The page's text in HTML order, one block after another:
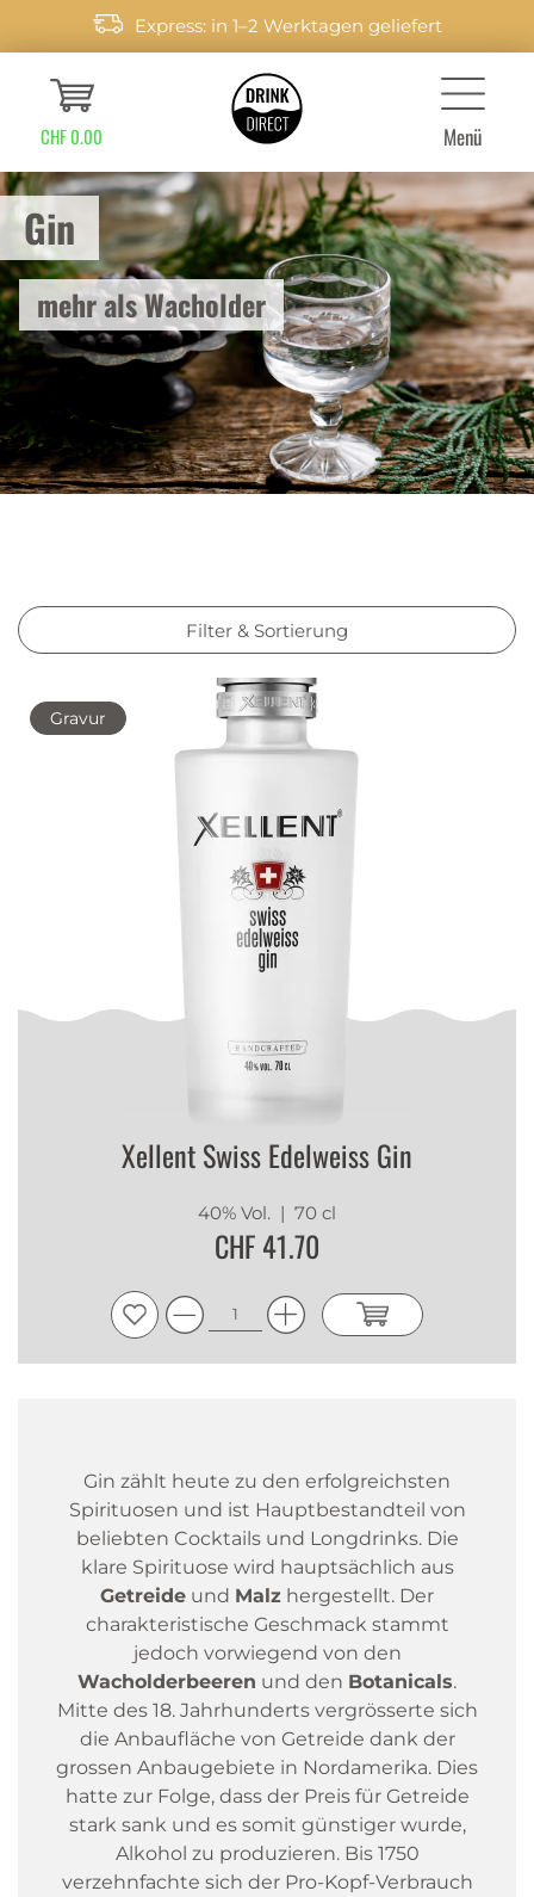
Express: in 1–2 Werktagen geliefert
CHF 0.00 Menü
Gin
mehr als Wacholder
Filter & Sortierung
Gravur
Xellent Swiss Edelweiss Gin
40% Vol. | 70 cl
CHF 41.70
Gin zählt heute zu den erfolgreichsten
Spirituosen und ist Hauptbestandteil von
beliebten Cocktails und Longdrinks. Die
klare Spirituose wird hauptsächlich aus
Getreide und Malz hergestellt. Der
charakteristische Geschmack stammt
jedoch vorwiegend von den
Wacholderbeeren und den Botanicals.
Mitte des 18. Jahrhunderts vergrösserte sich
die Anbaufläche von Getreide dank der
grossen Anbaugebiete in Nordamerika. Dies
hatte zur Folge, dass der Preis für Getreide
stark sank und es somit günstiger wurde,
Alkohol zu produzieren. Bis 1750
verzehnfachte sich der Pro-Kopf-Verbrauch